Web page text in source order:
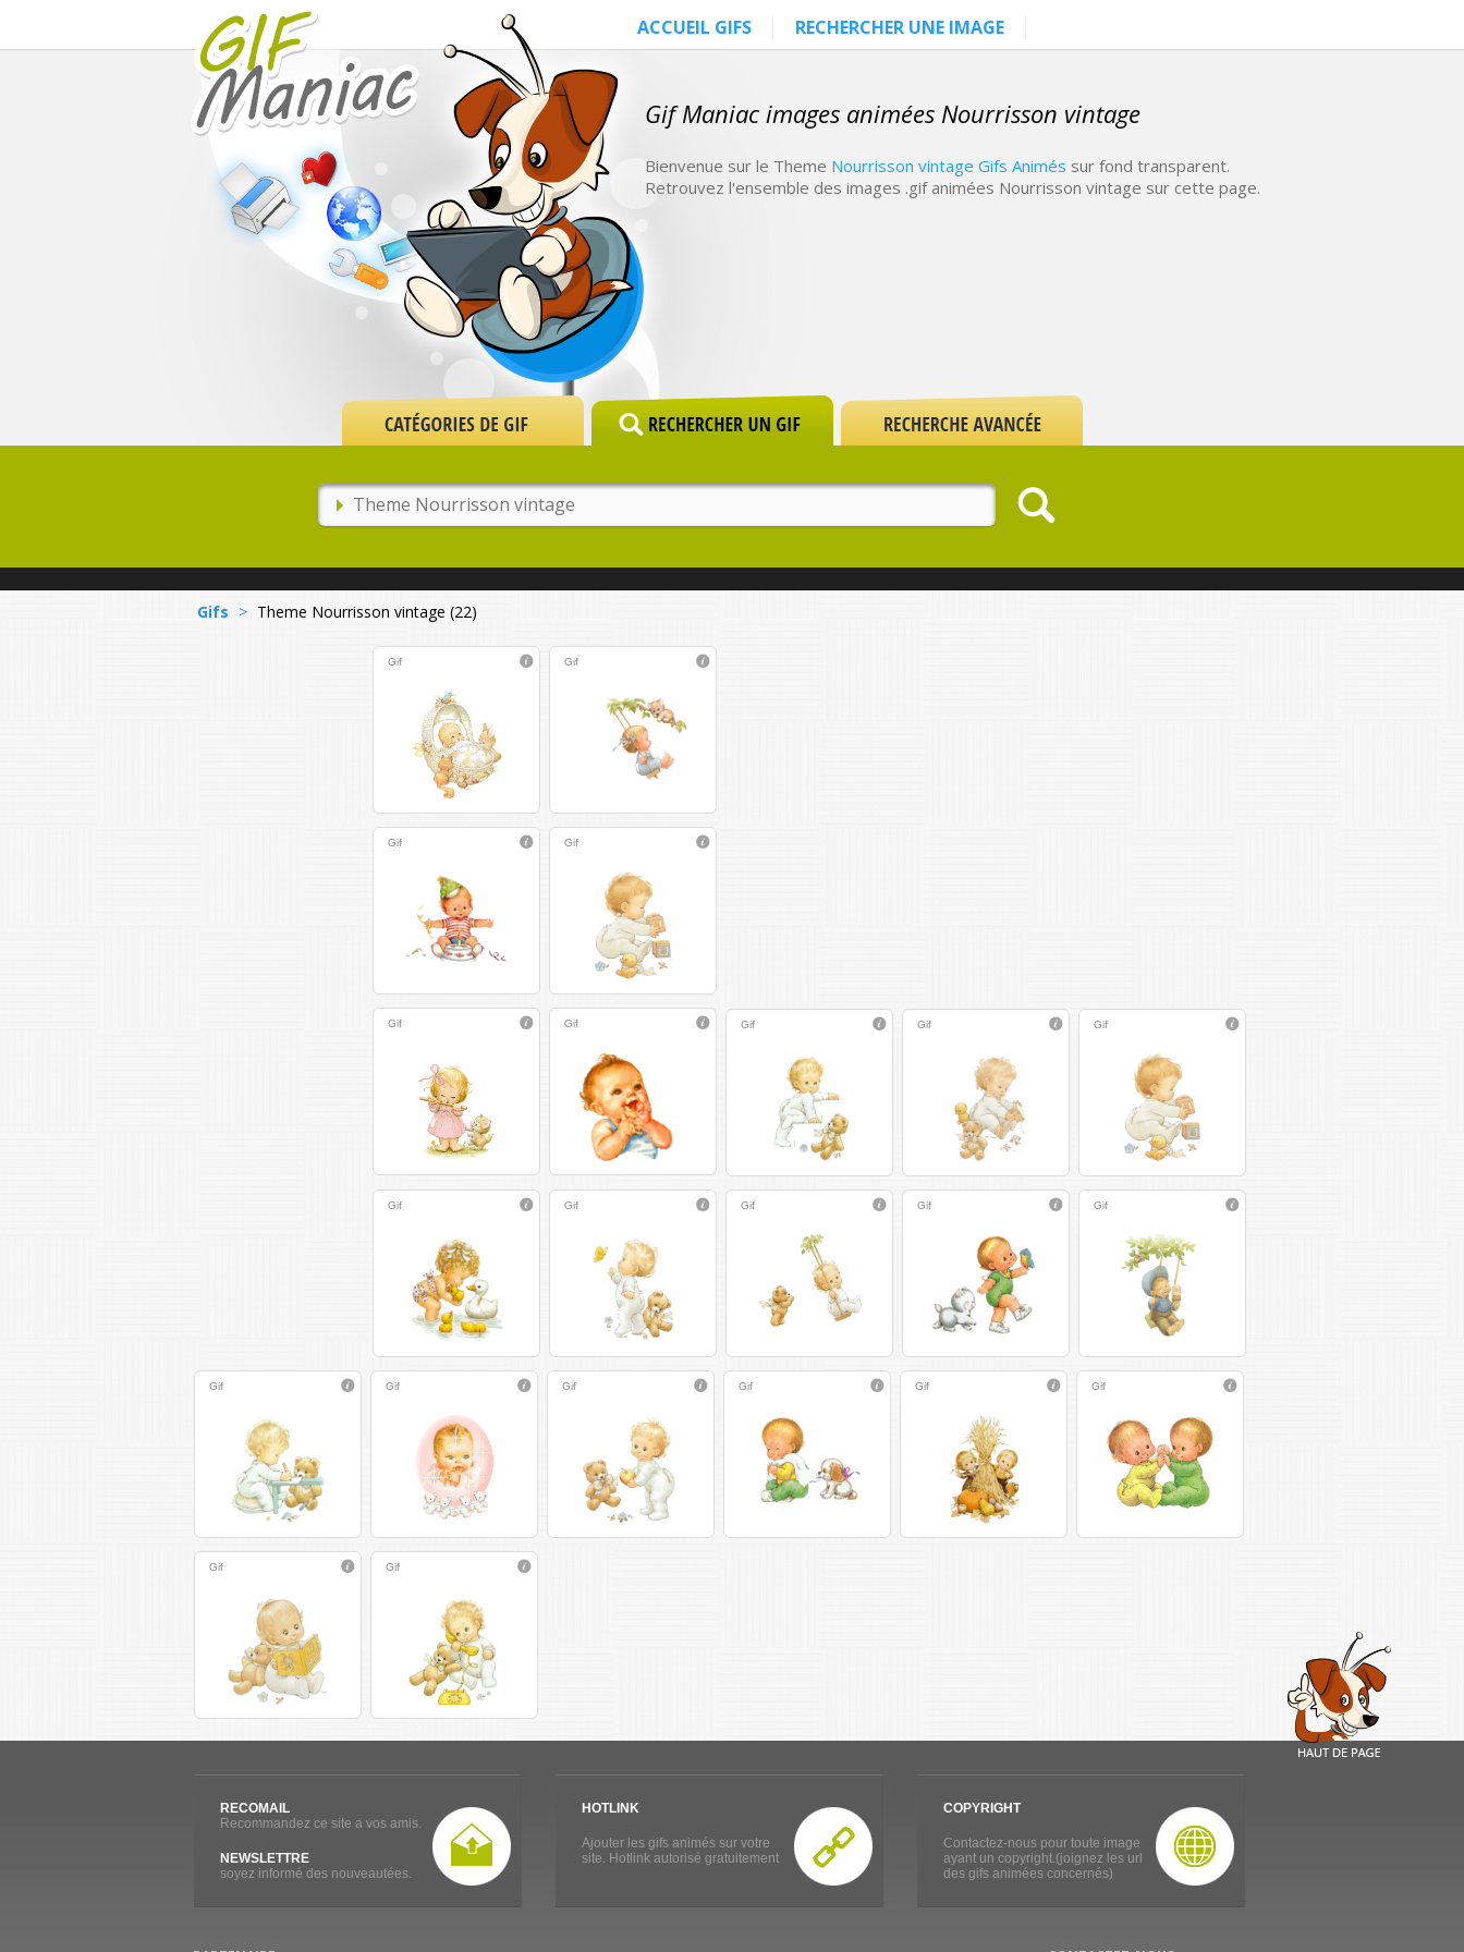
ACCUEIL GIFS RECHERCHER UNE IMAGE
Gif Maniac images animées Nourrisson vintage
Bienvenue sur le Theme Nourrisson vintage Gifs Animés sur fond transparent.
Retrouvez l'ensemble des images .gif animées Nourrisson vintage sur cette page.
Gifs > Theme Nourrisson vintage (22)
Gif Gif
Gif Gif
Gif Gif Gif Gif Gif
Gif Gif Gif Gif Gif
Gif Gif Gif Gif Gif Gif
Gif Gif
RECOMAIL
Recommandez ce site a vos amis.
NEWSLETTRE
soyez informé des nouveautées.
HOTLINK
Ajouter les gifs animés sur votre
site. Hotlink autorisé gratuitement
COPYRIGHT
Contactez-nous pour toute image
ayant un copyright.(joignez les url
des gifs animées concernés)